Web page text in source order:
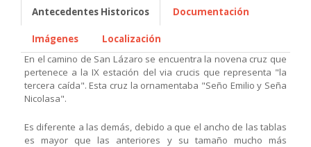
Antecedentes Historicos Documentación
Imágenes
Localización
En el camino de San Lázaro se encuentra la novena cruz que
pertenece a la IX estación del via crucis que representa "la
tercera caída". Esta cruz la ornamentaba "Seño Emilio y Seña
Nicolasa".
Es diferente a las demás, debido a que el ancho de las tablas
es mayor que las anteriores y su tamaño mucho más